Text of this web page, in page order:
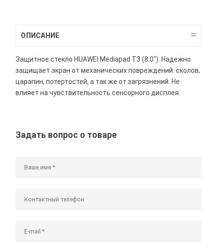
ОПИСАНИЕ
Защитное стекло HUAWEI Mediapad T3 (8.0"). Надежно
защищает экран от механических повреждений: сколов,
царапин, потертостей, а так же от загрязнений. Не
влияет на чувствительность сенсорного дисплея.
Задать вопрос о товаре